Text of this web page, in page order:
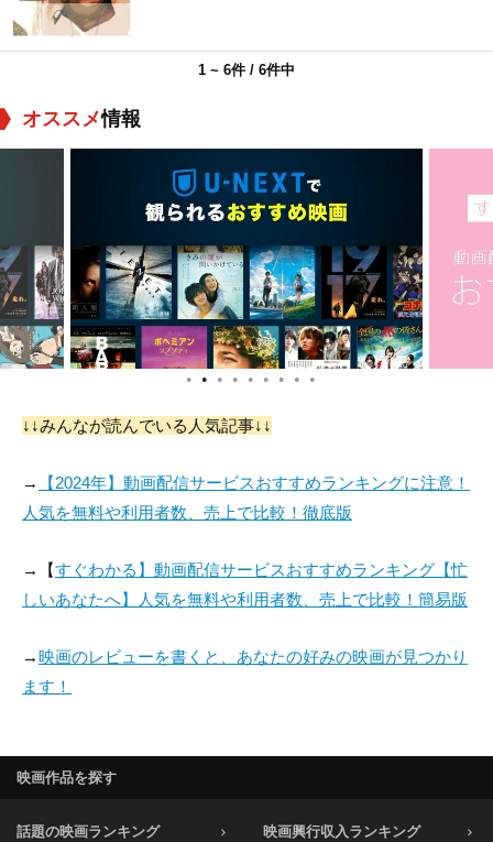
1 ~ 6件 / 6件中
オススメ情報
● ● ● ● ● ● ● ● ●
↓↓みんなが読んでいる人気記事↓↓
→
【2024年】動画配信サービスおすすめランキングに注意！
人気を無料や利用者数、売上で比較！徹底版
→【すぐわかる】動画配信サービスおすすめランキング【忙
しいあなたへ】人気を無料や利用者数、売上で比較！簡易版
→映画のレビューを書くと、あなたの好みの映画が見つかり
ます！
映画作品を探す
話題の映画ランキング 映画興行収入ランキング